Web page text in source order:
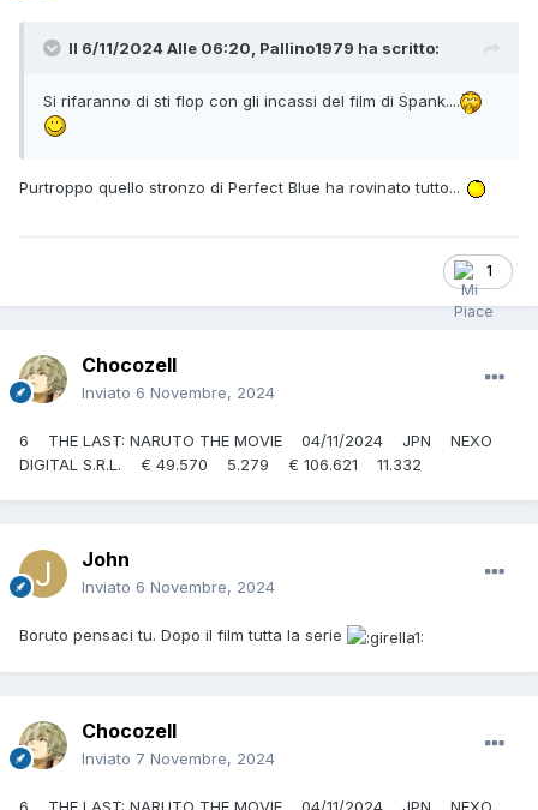
Il 6/11/2024 Alle 06:20, Pallino1979 ha scritto:
Si rifaranno di sti flop con gli incassi del film di Spank....
Purtroppo quello stronzo di Perfect Blue ha rovinato tutto...
1
Chocozell
Inviato 6 Novembre, 2024
6 THE LAST: NARUTO THE MOVIE 04/11/2024 JPN NEXO
DIGITAL S.R.L. € 49.570 5.279 € 106.621 11.332
John
Inviato 6 Novembre, 2024
Boruto pensaci tu. Dopo il film tutta la serie
Chocozell
Inviato 7 Novembre, 2024